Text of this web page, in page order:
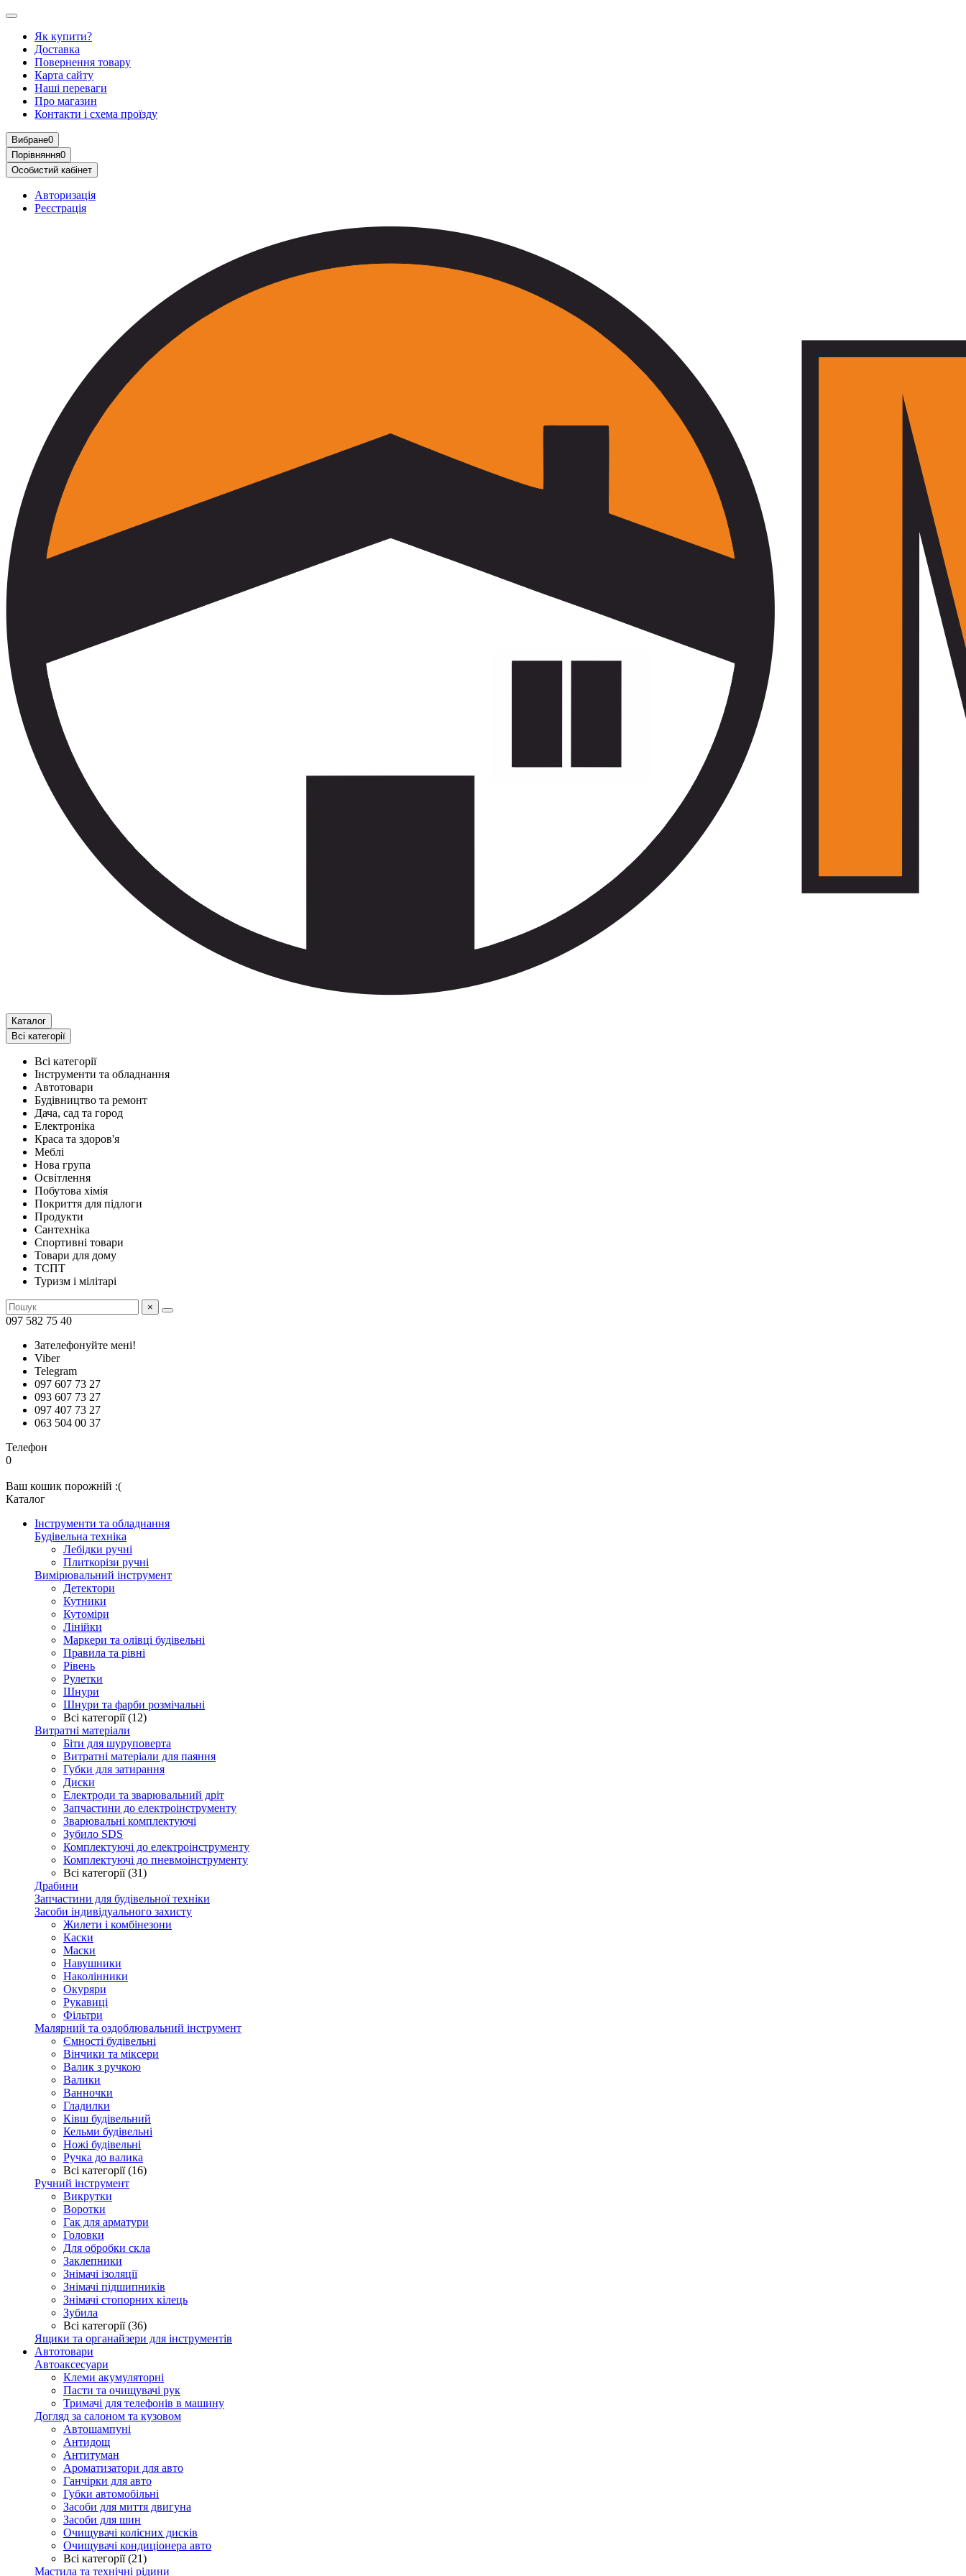
Як купити?
Доставка
Повернення товару
Карта сайту
Наші переваги
Про магазин
Контакти і схема проїзду
Вибране0
Порівняння0
Особистий кабінет
Авторизація
Реєстрація
Каталог
Всі категорії
Всі категорії
Інструменти та обладнання
Автотовари
Будівництво та ремонт
Дача, сад та город
Електроніка
Краса та здоров'я
Меблі
Нова група
Освітлення
Побутова хімія
Покриття для підлоги
Продукти
Сантехніка
Спортивні товари
Товари для дому
ТСПТ
Туризм і мілітарі
×
097 582 75 40
Зателефонуйте мені!
Viber
Telegram
097 607 73 27
093 607 73 27
097 407 73 27
063 504 00 37
Телефон
0
Ваш кошик порожній :(
Каталог
Інструменти та обладнання
Будівельна техніка
Лебідки ручні
Плиткорізи ручні
Вимірювальний інструмент
Детектори
Кутники
Кутоміри
Лінійки
Маркери та олівці будівельні
Правила та рівні
Рівень
Рулетки
Шнури
Шнури та фарби розмічальні
Всі категорії (12)
Витратні матеріали
Біти для шуруповерта
Витратні матеріали для паяння
Губки для затирання
Диски
Електроди та зварювальний дріт
Запчастини до електроінструменту
Зварювальні комплектуючі
Зубило SDS
Комплектуючі до електроінструменту
Комплектуючі до пневмоінструменту
Всі категорії (31)
Драбини
Запчастини для будівельної техніки
Засоби індивідуального захисту
Жилети і комбінезони
Каски
Маски
Навушники
Наколінники
Окуряри
Рукавиці
Фільтри
Малярний та оздоблювальний інструмент
Ємності будівельні
Вінчики та міксери
Валик з ручкою
Валики
Ванночки
Гладилки
Ківш будівельний
Кельми будівельні
Ножі будівельні
Ручка до валика
Всі категорії (16)
Ручний інструмент
Викрутки
Воротки
Гак для арматури
Головки
Для обробки скла
Заклепники
Знімачі ізоляції
Знімачі підшипників
Знімачі стопорних кілець
Зубила
Всі категорії (36)
Ящики та органайзери для інструментів
Автотовари
Автоаксесуари
Клеми акумуляторні
Пасти та очищувачі рук
Тримачі для телефонів в машину
Догляд за салоном та кузовом
Автошампуні
Антидощ
Антитуман
Ароматизатори для авто
Ганчірки для авто
Губки автомобільні
Засоби для миття двигуна
Засоби для шин
Очищувачі колісних дисків
Очищувачі кондиціонера авто
Всі категорії (21)
Мастила та технічні рідини